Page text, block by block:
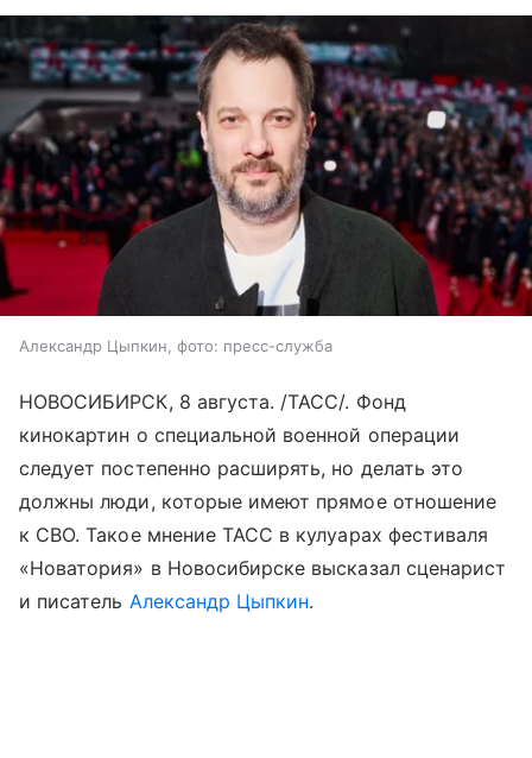
Александр Цыпкин, фото: пресс-служба
НОВОСИБИРСК, 8 августа. /ТАСС/. Фонд
кинокартин о специальной военной операции
следует постепенно расширять, но делать это
должны люди, которые имеют прямое отношение
к СВО. Такое мнение ТАСС в кулуарах фестиваля
«Новатория» в Новосибирске высказал сценарист
и писатель Александр Цыпкин.